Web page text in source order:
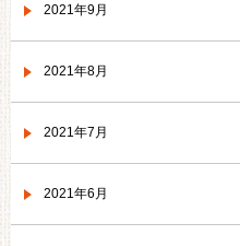
2021年9月
2021年8月
2021年7月
2021年6月